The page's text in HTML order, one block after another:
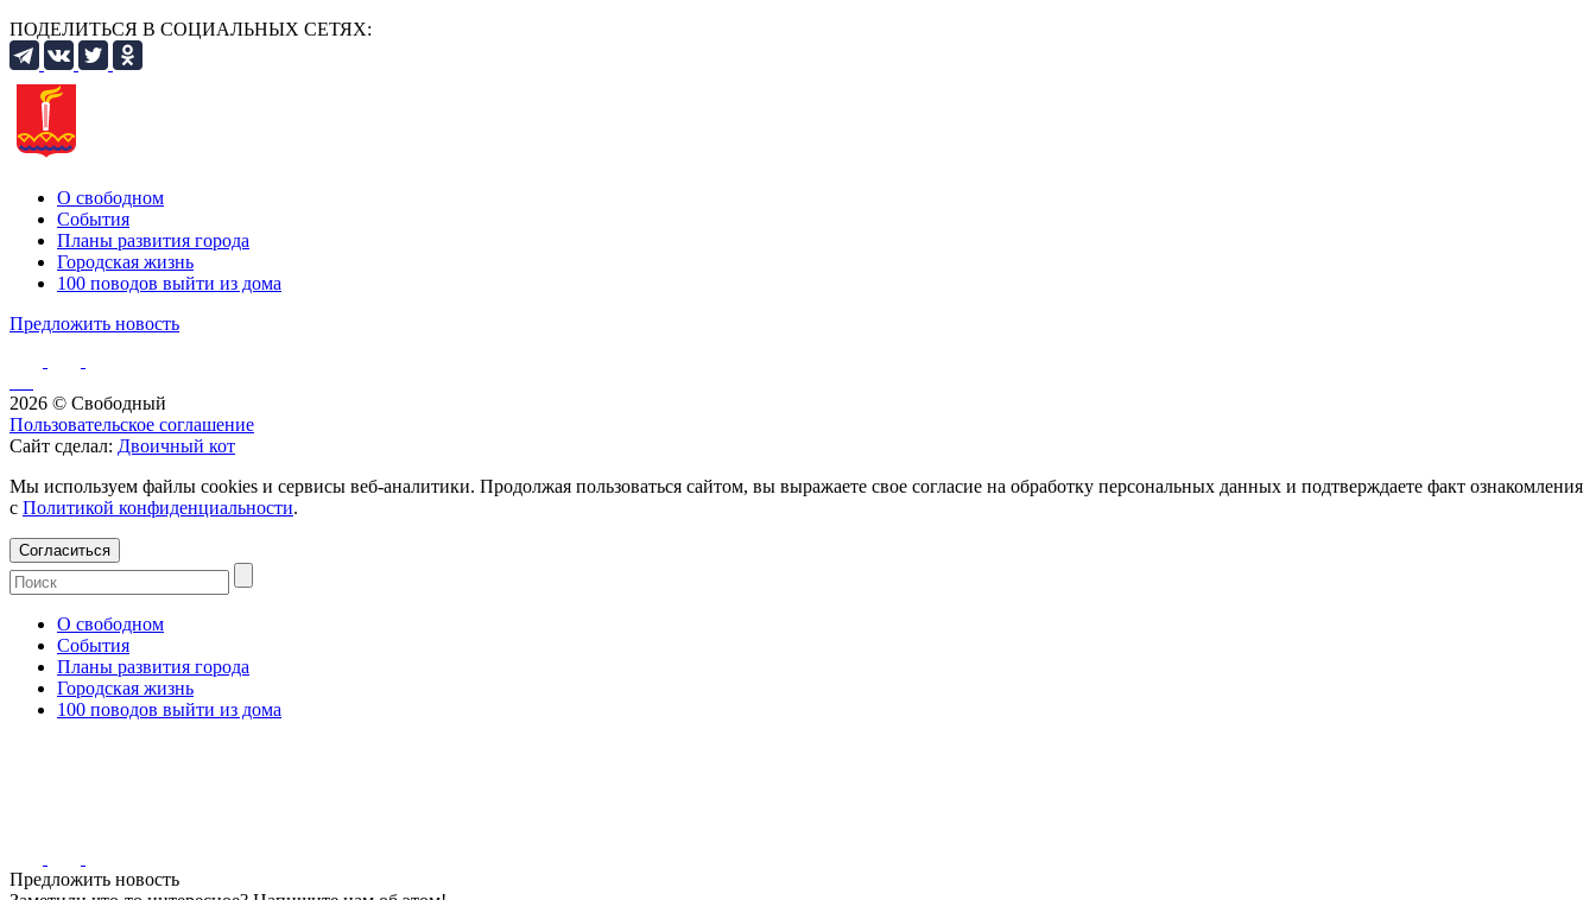
ПОДЕЛИТЬСЯ В СОЦИАЛЬНЫХ СЕТЯХ:
О свободном
События
Планы развития города
Городская жизнь
100 поводов выйти из дома
Предложить новость
2026 © Свободный
Пользовательское соглашение
Сайт сделал: Двоичный кот
Мы используем файлы cookies и сервисы веб-аналитики. Продолжая пользоваться сайтом, вы выражаете свое согласие на обработку персональных данных и подтверждаете факт ознакомления
с Политикой конфиденциальности.
Согласиться
О свободном
События
Планы развития города
Городская жизнь
100 поводов выйти из дома
Предложить новость